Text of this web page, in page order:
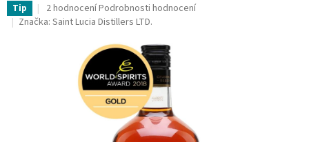
Tip
Průměrné
hodnocení
hvězdiček.
2 hodnoceníPodrobnosti hodnocení
Značka: Saint Lucia Distillers LTD.